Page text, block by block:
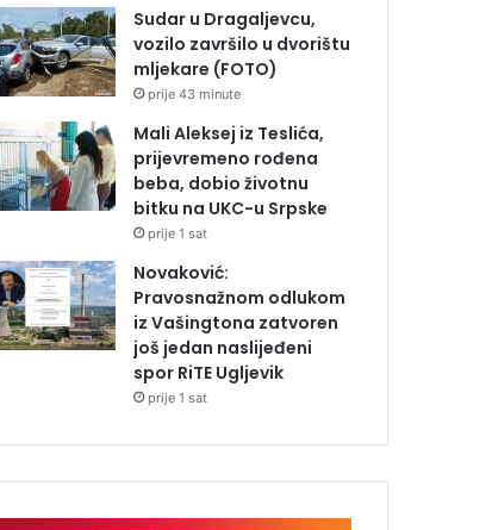
Sudar u Dragaljevcu,
vozilo završilo u dvorištu
mljekare (FOTO)
prije 43 minute
Mali Aleksej iz Teslića,
prijevremeno rođena
beba, dobio životnu
bitku na UKC-u Srpske
prije 1 sat
Novaković:
Pravosnažnom odlukom
iz Vašingtona zatvoren
još jedan naslijeđeni
spor RiTE Ugljevik
prije 1 sat